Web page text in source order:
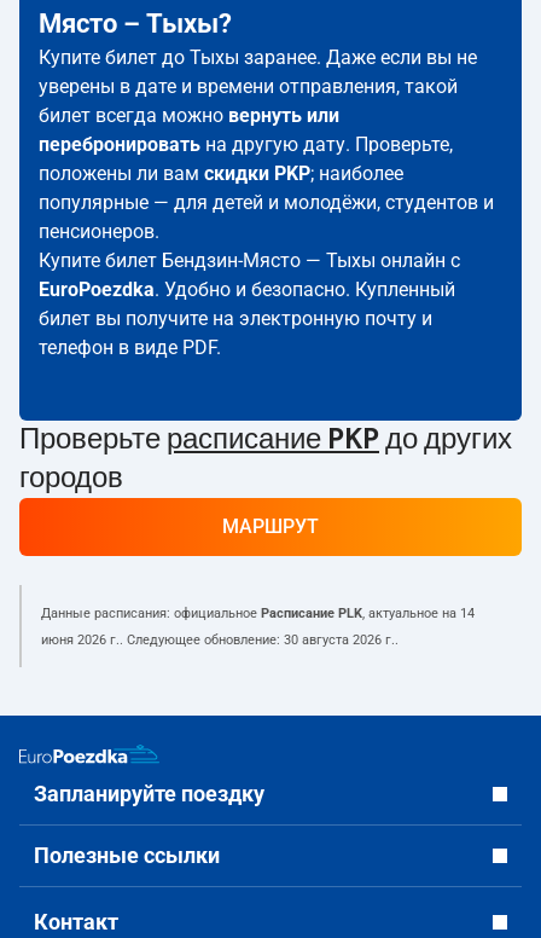
Място – Тыхы?
Купите билет до Тыхы заранее. Даже если вы не
уверены в дате и времени отправления, такой
билет всегда можно вернуть или
перебронировать на другую дату. Проверьте,
положены ли вам скидки PKP; наиболее
популярные — для детей и молодёжи, студентов и
пенсионеров.
Купите билет Бендзин-Място — Тыхы онлайн с
EuroPoezdka. Удобно и безопасно. Купленный
билет вы получите на электронную почту и
телефон в виде PDF.
Проверьте расписание PKP до других
городов
МАРШРУТ
Данные расписания: официальное Расписание PLK, актуальное на 14
июня 2026 г.. Следующее обновление: 30 августа 2026 г..
Запланируйте поездку
Полезные ссылки
Контакт